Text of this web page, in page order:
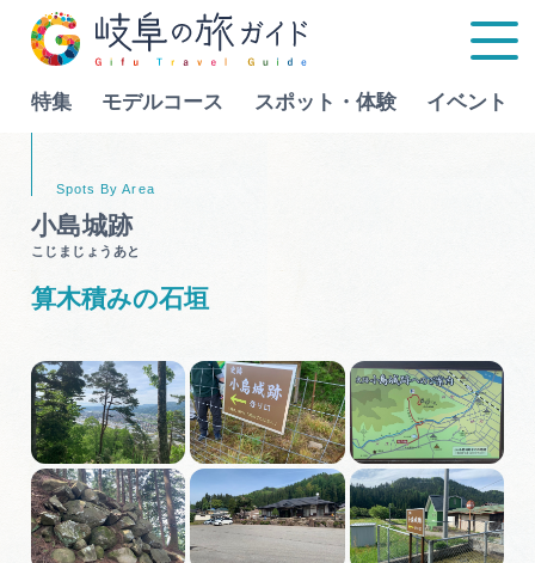
特集 モデルコース スポット・体験 イベント
スポット・体験
イベント
グルメ
Language
行きたいリストを見る
小島城跡
こじまじょうあと
算木積みの石垣